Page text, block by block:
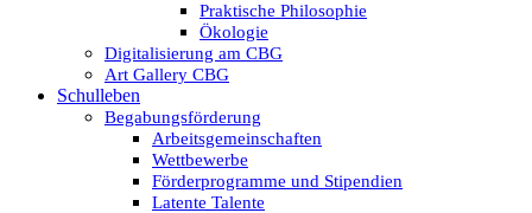
Praktische Philosophie
Ökologie
Digitalisierung am CBG
Art Gallery CBG
Schulleben
Begabungsförderung
Arbeitsgemeinschaften
Wettbewerbe
Förderprogramme und Stipendien
Latente Talente